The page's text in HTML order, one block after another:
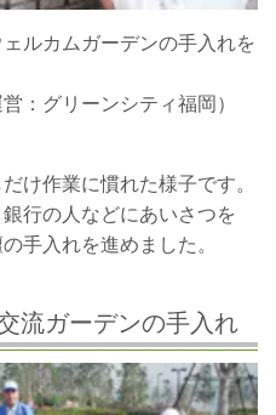
ルカムガーデンの手入れを
：グリーンシティ福岡）
け作業に慣れた様子です。
行の人などにあいさつを
手入れを進めました。
流ガーデンの手入れ